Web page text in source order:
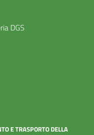
DGS
E TRASPORTO DELLA